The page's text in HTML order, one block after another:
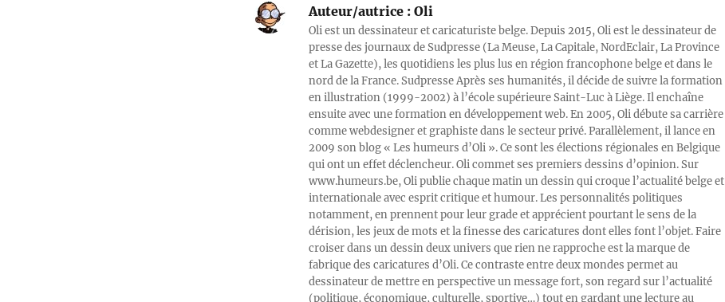
Auteur/autrice :Oli
Oli est un dessinateur et caricaturiste belge. Depuis 2015, Oli est le dessinateur de
presse des journaux de Sudpresse (La Meuse, La Capitale, NordEclair, La Province
et La Gazette), les quotidiens les plus lus en région francophone belge et dans le
nord de la France. Sudpresse Après ses humanités, il décide de suivre la formation
en illustration (1999-2002) à l’école supérieure Saint-Luc à Liège. Il enchaîne
ensuite avec une formation en développement web. En 2005, Oli débute sa carrière
comme webdesigner et graphiste dans le secteur privé. Parallèlement, il lance en
2009 son blog « Les humeurs d’Oli ». Ce sont les élections régionales en Belgique
qui ont un effet déclencheur. Oli commet ses premiers dessins d’opinion. Sur
www.humeurs.be, Oli publie chaque matin un dessin qui croque l’actualité belge et
internationale avec esprit critique et humour. Les personnalités politiques
notamment, en prennent pour leur grade et apprécient pourtant le sens de la
dérision, les jeux de mots et la finesse des caricatures dont elles font l’objet. Faire
croiser dans un dessin deux univers que rien ne rapproche est la marque de
fabrique des caricatures d’Oli. Ce contraste entre deux mondes permet au
dessinateur de mettre en perspective un message fort, son regard sur l’actualité
(politique, économique, culturelle, sportive…) tout en gardant une lecture au